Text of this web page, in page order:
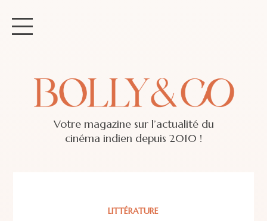
Votre magazine sur l’actualité du
cinéma indien depuis 2010 !
LITTÉRATURE